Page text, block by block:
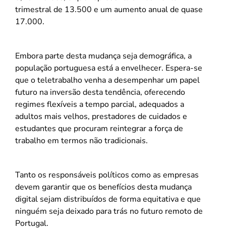
trimestral de 13.500 e um aumento anual de quase
17.000.
Embora parte desta mudança seja demográfica, a
população portuguesa está a envelhecer. Espera-se
que o teletrabalho venha a desempenhar um papel
futuro na inversão desta tendência, oferecendo
regimes flexíveis a tempo parcial, adequados a
adultos mais velhos, prestadores de cuidados e
estudantes que procuram reintegrar a força de
trabalho em termos não tradicionais.
Tanto os responsáveis políticos como as empresas
devem garantir que os benefícios desta mudança
digital sejam distribuídos de forma equitativa e que
ninguém seja deixado para trás no futuro remoto de
Portugal.